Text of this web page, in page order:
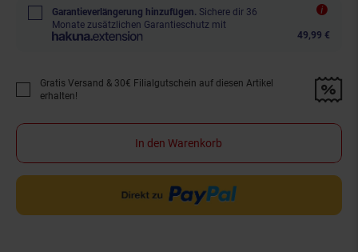
Garantieverlängerung hinzufügen. Sichere dir 36
Monate zusätzlichen Garantieschutz mit
49,99 €
Promotion "Gratis Versand &amp; 30€ Filialgutschein auf diesen Artikel
Gratis Versand & 30€ Filialgutschein auf diesen Artikel
erhalten!
In den Warenkorb